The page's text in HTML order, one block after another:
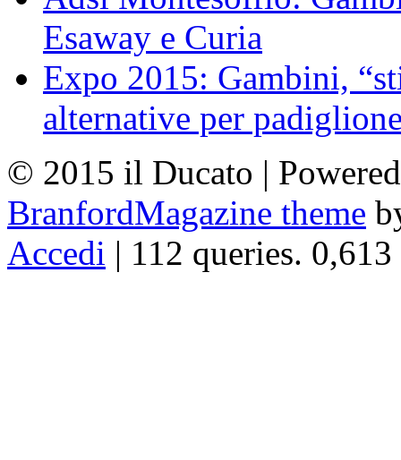
Esaway e Curia
Expo 2015: Gambini,
alternative per
© 2015 il Ducato |
BranfordMagazine theme
Accedi | 112 queries. 0,613